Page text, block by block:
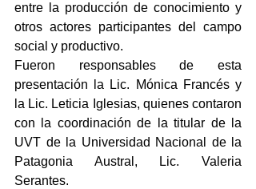
entre la producción de conocimiento y
otros actores participantes del campo
social y productivo.
Fueron responsables de esta
presentación la Lic. Mónica Francés y
la Lic. Leticia Iglesias, quienes contaron
con la coordinación de la titular de la
UVT de la Universidad Nacional de la
Patagonia Austral, Lic. Valeria
Serantes.